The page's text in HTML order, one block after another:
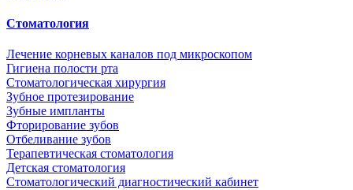
Стоматология
Лечение корневых каналов под микроскопом
Гигиена полости рта
Стоматологическая хирургия
Зубное протезирование
Зубные импланты
Фторирование зубов
Отбеливание зубов
Терапевтическая стоматология
Детская стоматология
Стоматологический диагностический кабинет